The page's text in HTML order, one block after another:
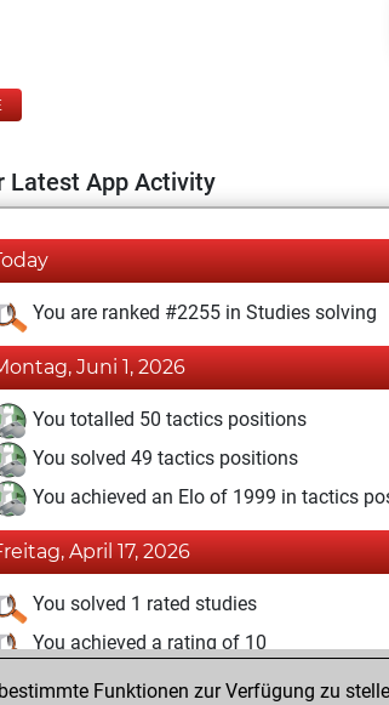
Latest App Activity
You are ranked #2255 in Studies solving
Juni 1, 2026
You totalled 50 tactics positions
You solved 49 tactics positions
You achieved an Elo of 1999 in tactics
April 17, 2026
You solved 1 rated studies
You achieved a rating of 10
Sonntag, Februar 15, 2026
Funktionen zur Verfügung zu